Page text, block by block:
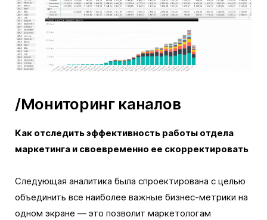
/Мониторинг каналов
Как отследить эффективность работы отдела
маркетинга и своевременно ее скорректировать
Следующая аналитика была спроектирована с целью
объединить все наиболее важные бизнес-метрики на
одном экране — это позволит маркетологам